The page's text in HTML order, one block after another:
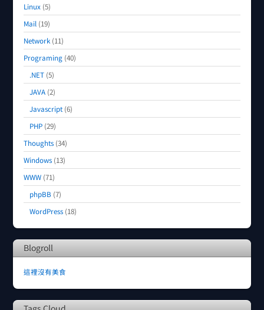
Linux (5)
Mail (19)
Network (11)
Programing (40)
.NET (5)
JAVA (2)
Javascript(6)
PHP (29)
Thoughts (34)
Windows (13)
WWW (71)
phpBB (7)
WordPress (18)
Blogroll
這裡沒有美食